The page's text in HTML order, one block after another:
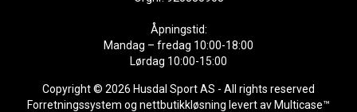
Åpningstid:
Mandag – fredag 10:00-18:00
Lørdag 10:00-15:00
Copyright © 2026 Husdal Sport AS - All rights reserved
Forretningssystem og nettbutikkløsning levert av Multicase™